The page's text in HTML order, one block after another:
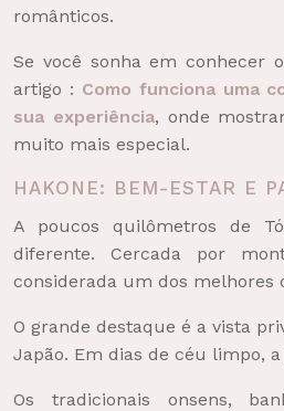
românticos.
Se você sonha em conhecer
artigo : Como funciona uma
sua experiência, onde
muito mais especial.
HAKONE: BEM-ESTAR E
A poucos quilômetros de
diferente. Cercada por
considerada um dos melhores
O grande destaque é a vista
Japão. Em dias de céu limpo,
Os tradicionais onsens,